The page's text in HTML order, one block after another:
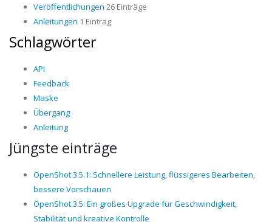
Veröffentlichungen 26 Einträge
Anleitungen 1 Eintrag
Schlagwörter
API
Feedback
Maske
Übergang
Anleitung
Jüngste einträge
OpenShot 3.5.1: Schnellere Leistung, flüssigeres Bearbeiten,
bessere Vorschauen
OpenShot 3.5: Ein großes Upgrade für Geschwindigkeit,
Stabilität und kreative Kontrolle